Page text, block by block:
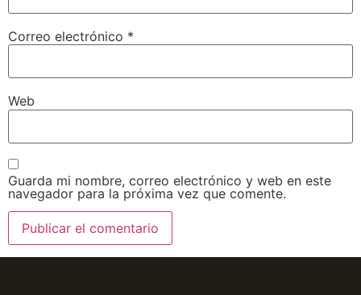
Correo electrónico *
Web
Guarda mi nombre, correo electrónico y web en este
navegador para la próxima vez que comente.